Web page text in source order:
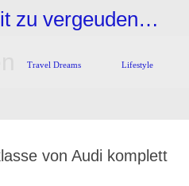
zu vergeuden…
Travel Dreams Lifestyle
von Audi komplett